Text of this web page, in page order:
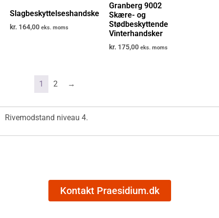
Slagbeskyttelseshandske
kr. 164,00 eks. moms
Granberg 9002
Skære- og
Stødbeskyttende
Vinterhandsker
kr. 175,00 eks. moms
1 2 →
Rivemodstand niveau 4.
Kontakt Praesidium.dk